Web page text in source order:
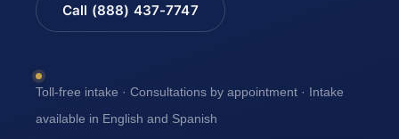
Call (888) 437-7747
Toll-free intake · Consultations by appointment · Intake
available in English and Spanish